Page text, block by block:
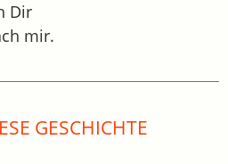
Dir
mir.
GESCHICHTE